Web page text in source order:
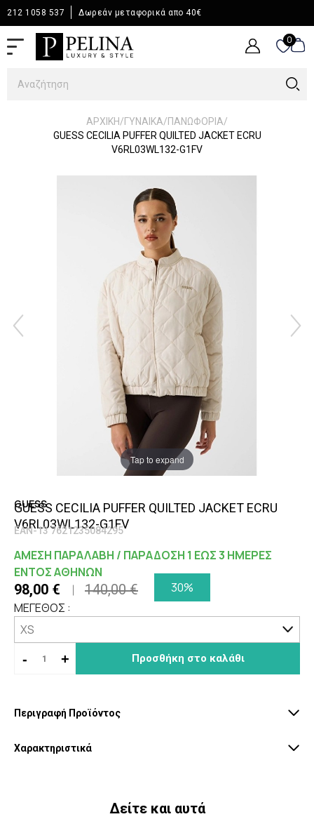
212 1058 537 Δωρεάν μεταφορικά απο 40€
0
0
ΑΡΧΙΚΉ/ΓΥΝΑΙΚΑ/ΠΑΝΩΦΟΡΙΑ/
GUESS CECILIA PUFFER QUILTED JACKET ECRU
V6RL03WL132-G1FV
Tap to expand
GUESS
GUESS CECILIA PUFFER QUILTED JACKET ECRU
V6RL03WL132-G1FV
EAN-13 7621235084295
ΑΜΕΣΗ ΠΑΡΑΛΑΒΗ / ΠΑΡΑΔΟΣΗ 1 ΕΩΣ 3 ΗΜΕΡΕΣ
ΕΝΤΟΣ ΑΘΗΝΩΝ
98,00 € 140,00 €
30%
ΜΕΓΕΘΟΣ :
- + Προσθήκη στο καλάθι
Περιγραφή Προϊόντος
Χαρακτηριστικά
Δείτε και αυτά